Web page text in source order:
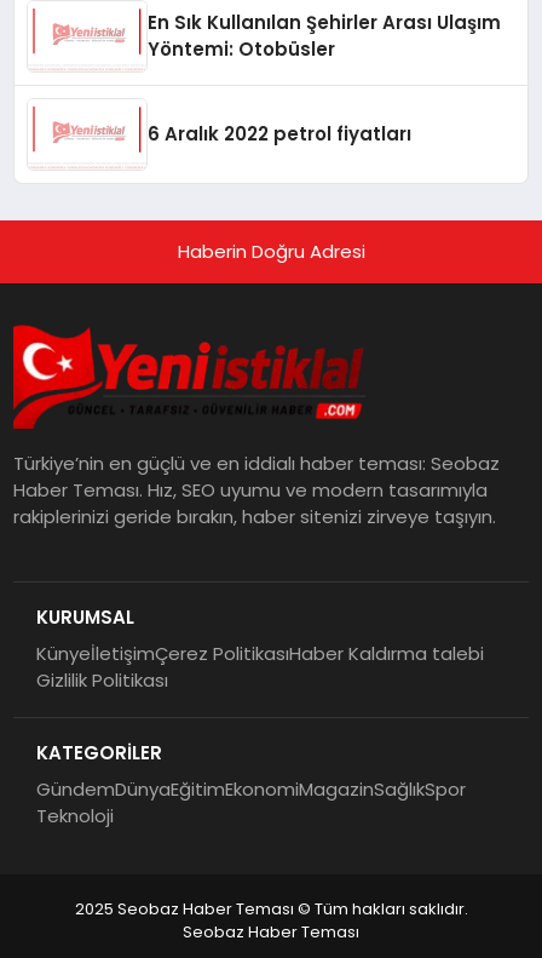
En Sık Kullanılan Şehirler Arası Ulaşım
Yöntemi: Otobüsler
6 Aralık 2022 petrol fiyatları
Haberin Doğru Adresi
Türkiye’nin en güçlü ve en iddialı haber teması: Seobaz
Haber Teması. Hız, SEO uyumu ve modern tasarımıyla
rakiplerinizi geride bırakın, haber sitenizi zirveye taşıyın.
KURUMSAL
KünyeİletişimÇerez PolitikasıHaber Kaldırma talebi
Gizlilik Politikası
KATEGORİLER
GündemDünyaEğitimEkonomiMagazinSağlıkSpor
Teknoloji
2025 Seobaz Haber Teması © Tüm hakları saklıdır.
Seobaz Haber Teması